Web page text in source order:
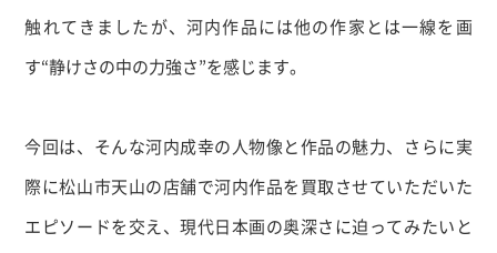
触れてきましたが、河内作品には他の作家とは一線を画
す“静けさの中の力強さ”を感じます。
今回は、そんな河内成幸の人物像と作品の魅力、さらに実
際に松山市天山の店舗で河内作品を買取させていただいた
エピソードを交え、現代日本画の奥深さに迫ってみたいと